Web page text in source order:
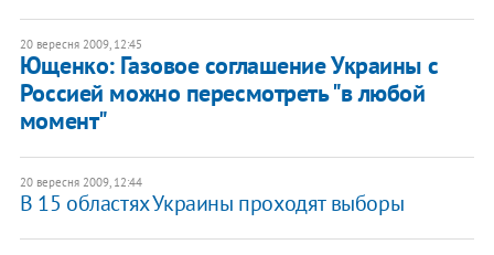
20 вересня 2009, 12:45
Ющенко: Газовое соглашение Украины с
Россией можно пересмотреть "в любой
момент"
20 вересня 2009, 12:44
В 15 областях Украины проходят выборы